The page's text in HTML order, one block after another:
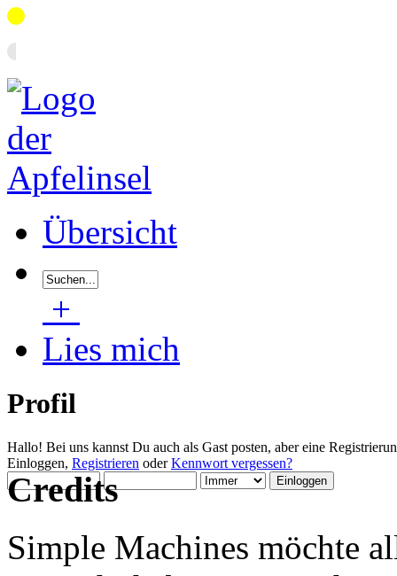
Übersicht
+
Lies mich
Profil
Hallo! Bei uns kannst Du auch als Gast posten, aber eine
Einloggen, Registrieren oderKennwort vergessen?
Credits
Simple Machines möchte